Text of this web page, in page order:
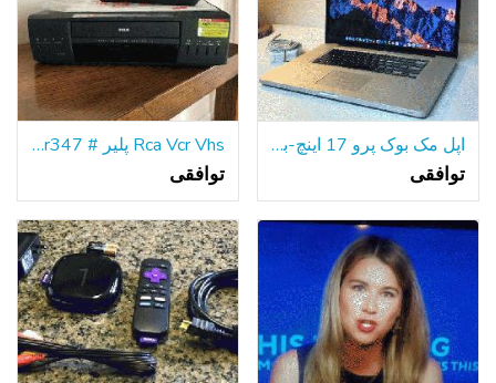
اپل مک بوک پرو 17 اینچ-به روز رسانی و سفارشی 16GB RAM 1TB SSHD
توافقی
Rca Vcr Vhs پلیر # Vr347 دستی از راه دور
توافقی